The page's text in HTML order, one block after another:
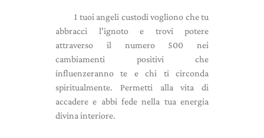
I tuoi angeli custodi vogliono che tu
abbracci l'ignoto e trovi potere
attraverso il numero 500 nei
cambiamenti positivi che
influenzeranno te e chi ti circonda
spiritualmente. Permetti alla vita di
accadere e abbi fede nella tua energia
divina interiore.